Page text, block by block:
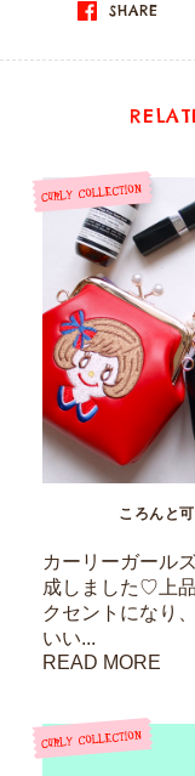
SHARE
ころんと
カーリーガール
成しました♡上
クセントになり
いい...
READ MORE